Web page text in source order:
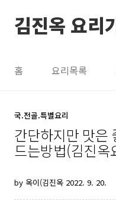
김진옥 요리
홈 요리목록
국.전골.특별요리
간단하지만 맛은
드는방법(김진옥
by 옥이(김진옥 2022. 9. 20.